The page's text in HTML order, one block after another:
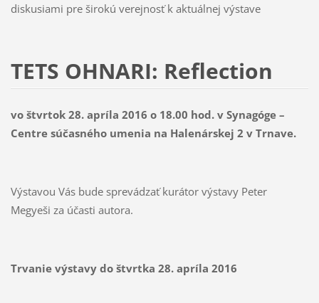
diskusiami pre širokú verejnosť k aktuálnej výstave
TETS OHNARI: Reflection
vo štvrtok 28. apríla 2016 o 18.00 hod. v Synagóge –
Centre súčasného umenia na Halenárskej 2 v Trnave.
Výstavou Vás bude sprevádzať kurátor výstavy Peter
Megyeši za účasti autora.
Trvanie výstavy do štvrtka 28. apríla 2016